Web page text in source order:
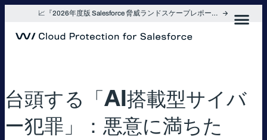
プ
📈『2026年度版 Salesforce 脅威ランドスケープレポート』を入手
台頭する「AI搭載型サイバ
ー犯罪」：悪意に満ちた